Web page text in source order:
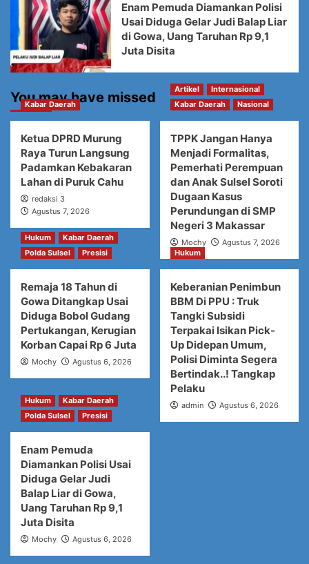
Enam Pemuda Diamankan Polisi
Usai Diduga Gelar Judi Balap Liar
di Gowa, Uang Taruhan Rp 9,1
Juta Disita
You may have missed
Kabar Daerah
Ketua DPRD Murung
Raya Turun Langsung
Padamkan Kebakaran
Lahan di Puruk Cahu
redaksi 3
Agustus 7, 2026
Artikel
Internasional
Kabar Daerah
Nasional
TPPK Jangan Hanya
Menjadi Formalitas,
Pemerhati Perempuan
dan Anak Sulsel Soroti
Dugaan Kasus
Perundungan di SMP
Negeri 3 Makassar
Mochy Agustus 7, 2026
Hukum
Kabar Daerah
Polda Sulsel
Presisi
Remaja 18 Tahun di
Gowa Ditangkap Usai
Diduga Bobol Gudang
Pertukangan, Kerugian
Korban Capai Rp 6 Juta
Mochy Agustus 6, 2026
Hukum
Keberanian Penimbun
BBM Di PPU : Truk
Tangki Subsidi
Terpakai Isikan Pick-
Up Didepan Umum,
Polisi Diminta Segera
Bertindak..! Tangkap
Pelaku
admin Agustus 6, 2026
Hukum
Kabar Daerah
Polda Sulsel
Presisi
Enam Pemuda
Diamankan Polisi Usai
Diduga Gelar Judi
Balap Liar di Gowa,
Uang Taruhan Rp 9,1
Juta Disita
Mochy Agustus 6, 2026